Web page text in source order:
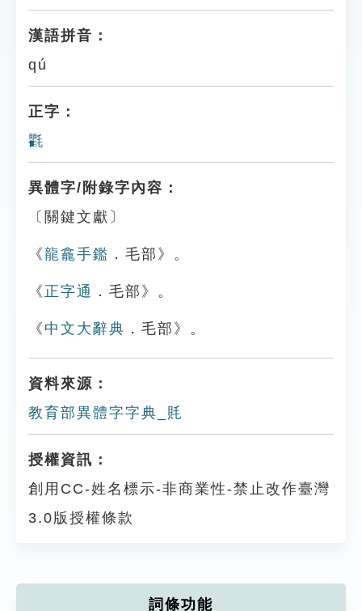
漢語拼音：
qú
正字：
氍
異體字/附錄字內容：
〔關鍵文獻〕
《龍龕手鑑 ．毛部》。
《 正字通 ．毛部》。
《 中文大辭典 ．毛部》。
資料來源：
教育部異體字字典_㲘
授權資訊：
創用CC-姓名標示-非商業性-禁止改作臺灣
3.0版授權條款
詞條功能